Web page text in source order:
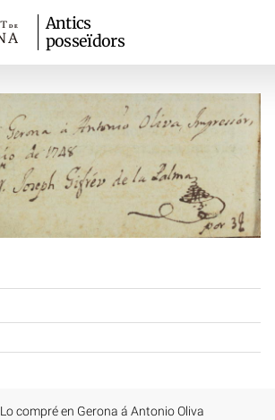
Antics
posseïdors
Lo compré en Gerona á Antonio Oliva